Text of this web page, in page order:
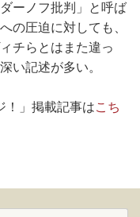
ーノフ批判」と呼ば
の圧迫に対しても、
チらとはまた違っ
い記述が多い。
！」掲載記事はこち